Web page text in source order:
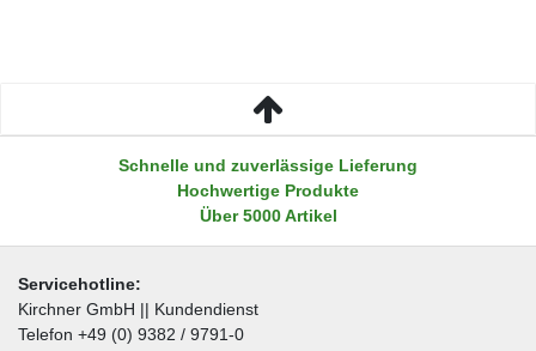
Schnelle und zuverlässige Lieferung
Hochwertige Produkte
Über 5000 Artikel
Servicehotline:
Kirchner GmbH || Kundendienst
Telefon +49 (0) 9382 / 9791-0